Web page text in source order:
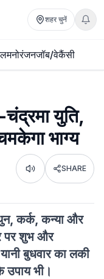
शहर चुनें
मनोरंजनजॉब/वेकैंसी
युति,
भाग्य
Listen SHARE
कर्क, कन्या और
पर शुभ और
बुधवार का लकी
उपाय भी।